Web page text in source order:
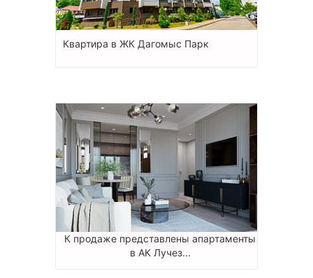
Квартира в ЖК Дагомыс Парк
К продаже представлены апартаменты
в АК Лучез...